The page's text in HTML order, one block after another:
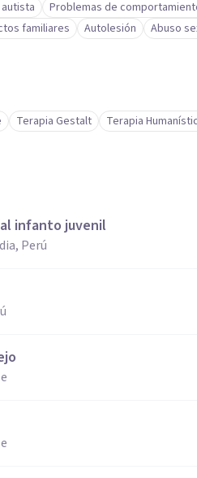
Problemas de
familiares Autolesión Abuso
Terapia Gestalt Terapia
infanto juvenil
Perú